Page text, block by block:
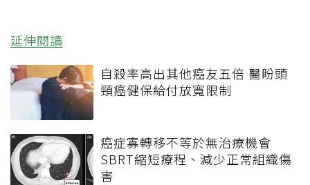
延伸閱讀
自殺率高出其他癌友五倍 醫盼頭
頸癌健保給付放寬限制
癌症寡轉移不等於無治療機會
SBRT縮短療程、減少正常組織傷
害